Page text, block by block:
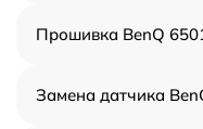
Прошивка BenQ
Замена датчика